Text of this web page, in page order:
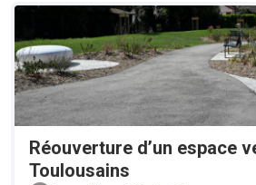
Réouverture d’un espace
Toulousains